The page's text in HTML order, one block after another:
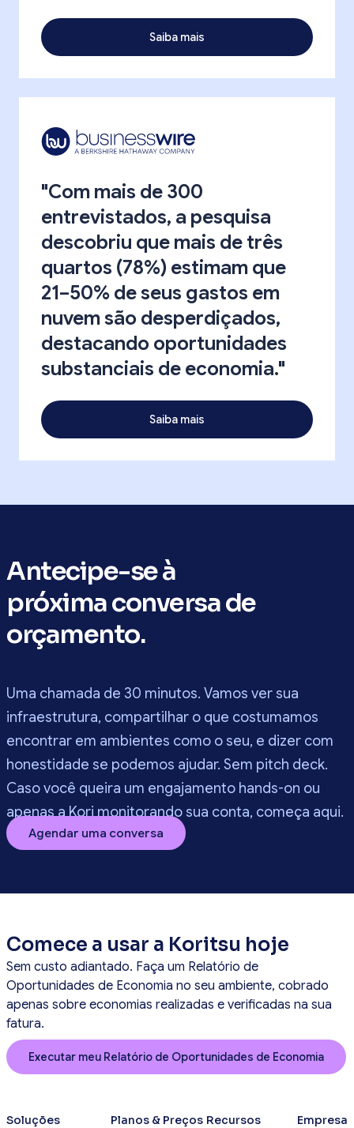
Saiba mais
"Com mais de 300
entrevistados, a pesquisa
descobriu que mais de três
quartos (78%) estimam que
21–50% de seus gastos em
nuvem são desperdiçados,
destacando oportunidades
substanciais de economia."
Saiba mais
Antecipe-se à
próxima conversa de
orçamento.
Uma chamada de 30 minutos. Vamos ver sua
infraestrutura, compartilhar o que costumamos
encontrar em ambientes como o seu, e dizer com
honestidade se podemos ajudar. Sem pitch deck.
Caso você queira um engajamento hands-on ou
apenas a Kori monitorando sua conta, começa aqui.
Agendar uma conversa
Comece a usar a Koritsu hoje
Sem custo adiantado. Faça um Relatório de
Oportunidades de Economia no seu ambiente, cobrado
apenas sobre economias realizadas e verificadas na sua
fatura.
Executar meu Relatório de Oportunidades de Economia
Soluções Planos & Preços Recursos Empresa